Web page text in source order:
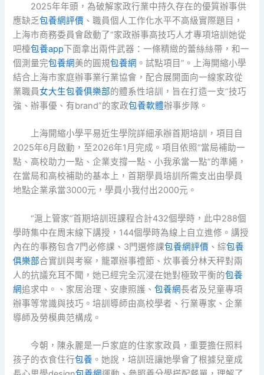
2025年年頭，為破解家政行業中持久存在的優質辦事供
應缺乏包養網評價 、職員個人工作化水平不高級實際題目，
上海市商務委員會啟動了“家政辦事高技巧人才專項培訓她從
吧檯包養app下面拿出兩件武器：一條精緻的蕾絲絲帶，和一
個測量完包養網美的圓規包養網 。試點項目”。上海開縮小學
結合上海市家庭辦事業行業協會，配合展開面向一線家政從
業職員女大生包養俱樂部的體系性培訓，旨在打造一支“技巧
強、辦事優、有brand”的家政包養軟體辦事步隊。
上海開縮小學平易近生學院詳細承辦首期培訓，項目自
2025年6月啟動，至2026年1月完成。項目依照“當局補助一
點、高校助力一點、企業支撐一點、小我承當一點”的準繩，
在當局和高校補助的基本上，首期學員培訓所需支出由學員
地點企業承當3000元，學員小我付出2000元。
“滬上管家”首期培訓班課程合計432個學時，此中288個
學時集中在周末線下講授，144個學時為線上自立進修。講授
內在的事務包含7門必修課、3門選修課包養網評價 、綜包養
俱樂部合實訓與考察，籠罩辦事禮節、炊事養分林天秤對兩
人的抗議充耳不聞，她已經完全沉浸在她對極致平衡的包養
網追求中。、家居治理、安康照護、包養網長者及兒童專項
辦事等常識與技巧。培訓導師由高校學者、行業專家、企業
導師及勞模典范構成。
今朝，陳永麗是一戶家庭的住家家政員，重要擔任照料
孩子的衣食住行包養 。她說，培訓班讓她學會了根據兒童成